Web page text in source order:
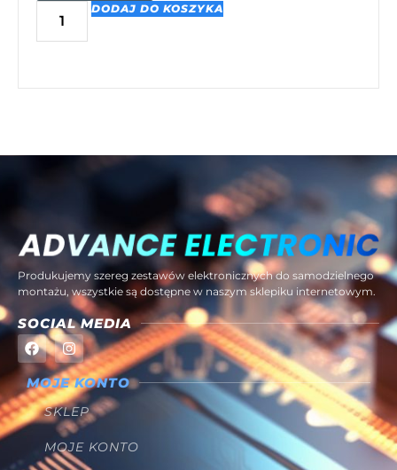
DODAJ DO KOSZYKA
Produkujemy szereg zestawów elektronicznych do samodzielnego
montażu, wszystkie są dostępne w naszym sklepiku internetowym.
SOCIAL MEDIA
MOJE KONTO
SKLEP
MOJE KONTO